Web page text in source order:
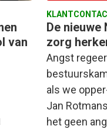
van
De nieuwe
zorg
Angst
als we
Jan
het geen